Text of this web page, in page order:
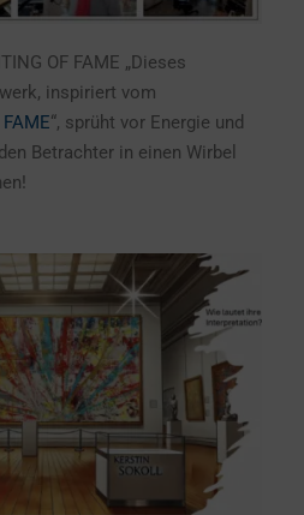
OF FAME „Dieses
inspiriert vom
“, sprüht vor Energie und
Betrachter in einen Wirbel